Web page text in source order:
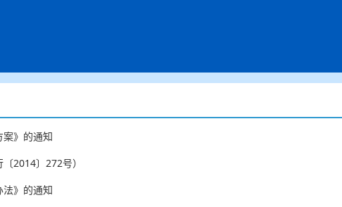
》的通知
2014〕272号）
》的通知